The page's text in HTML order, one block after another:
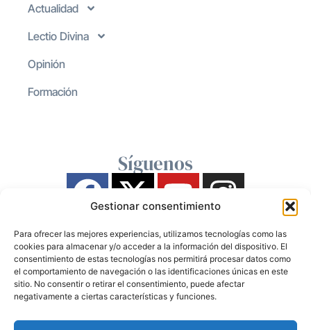
Gestionar consentimiento
Para ofrecer las mejores experiencias, utilizamos tecnologías como las
cookies para almacenar y/o acceder a la información del dispositivo. El
consentimiento de estas tecnologías nos permitirá procesar datos como
el comportamiento de navegación o las identificaciones únicas en este
sitio. No consentir o retirar el consentimiento, puede afectar
negativamente a ciertas características y funciones.
Actualidad
Lectio Divina
Opinión
Formación
Síguenos